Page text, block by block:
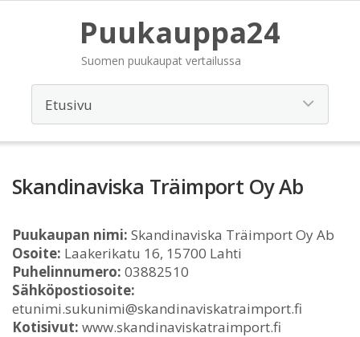
Puukauppa24
Suomen puukaupat vertailussa
Skandinaviska Träimport Oy Ab
Puukaupan nimi: Skandinaviska Träimport Oy Ab
Osoite: Laakerikatu 16, 15700 Lahti
Puhelinnumero: 03882510
Sähköpostiosoite:
etunimi.sukunimi@skandinaviskatraimport.fi
Kotisivut: www.skandinaviskatraimport.fi